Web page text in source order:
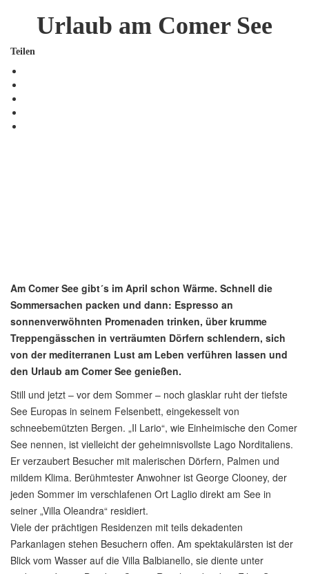
Urlaub am Comer See
Teilen
Am Comer See gibt´s im April schon Wärme. Schnell die
Sommersachen packen und dann: Espresso an
sonnenverwöhnten Promenaden trinken, über krumme
Treppengässchen in verträumten Dörfern schlendern, sich
von der mediterranen Lust am Leben verführen lassen und
den Urlaub am Comer See genießen.
Still und jetzt – vor dem Sommer – noch glasklar ruht der tiefste
See Europas in seinem Felsenbett, eingekesselt von
schneebemützten Bergen. „Il Lario“, wie Einheimische den Comer
See nennen, ist vielleicht der geheimnisvollste Lago Norditaliens.
Er verzaubert Besucher mit malerischen Dörfern, Palmen und
mildem Klima. Berühmtester Anwohner ist George Clooney, der
jeden Sommer im verschlafenen Ort Laglio direkt am See in
seiner „Villa Oleandra“ residiert.
Viele der prächtigen Residenzen mit teils dekadenten
Parkanlagen stehen Besuchern offen. Am spektakulärsten ist der
Blick vom Wasser auf die Villa Balbianello, sie diente unter